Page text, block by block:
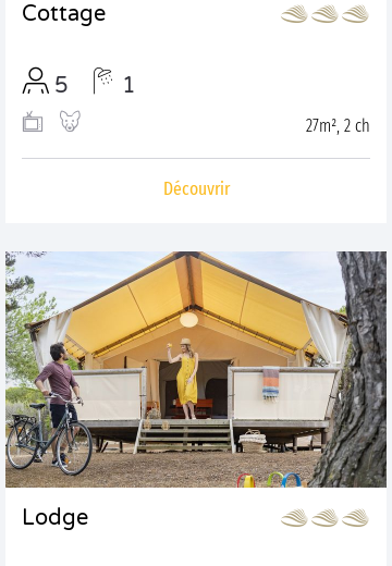
Cottage
5 1
27m², 2 ch
Découvrir
Lodge